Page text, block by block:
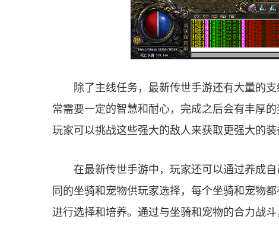
除了主线任务，最新传世手游还有大量的
常需要一定的智慧和耐心，完成之后会有丰厚
玩家可以挑战这些强大的敌人来获取更强大的装
在最新传世手游中，玩家还可以通过养成
同的坐骑和宠物供玩家选择，每个坐骑和宠物
进行选择和培养。通过与坐骑和宠物的合力战